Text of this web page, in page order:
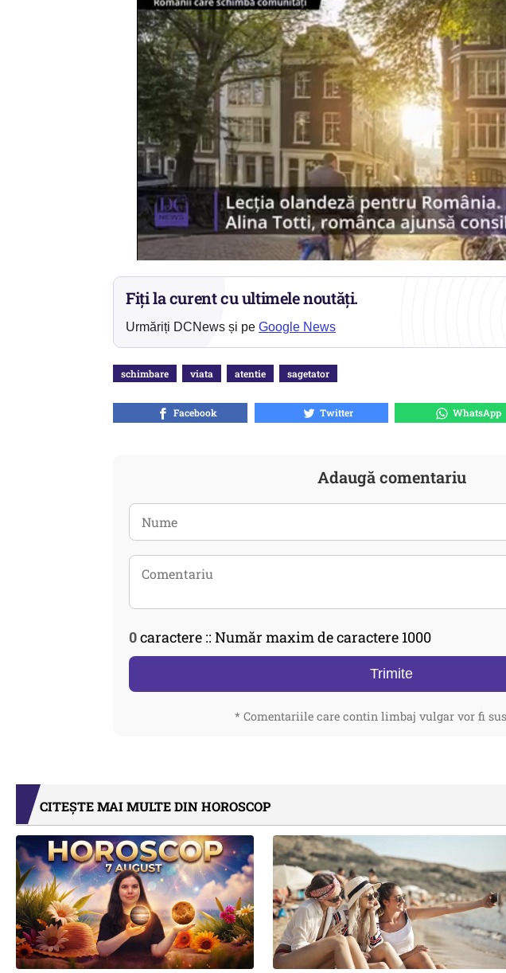
Fiți la curent cu ultimele noutăți.
Urmăriți DCNews și pe Google News
schimbare viata atentie sagetator
Facebook Twitter WhatsApp
Adaugă comentariu
0caractere :: Număr maxim de caractere 1000
Trimite
* Comentariile care contin limbaj vulgar vor fi
CITEȘTE MAI MULTE DIN HOROSCOP